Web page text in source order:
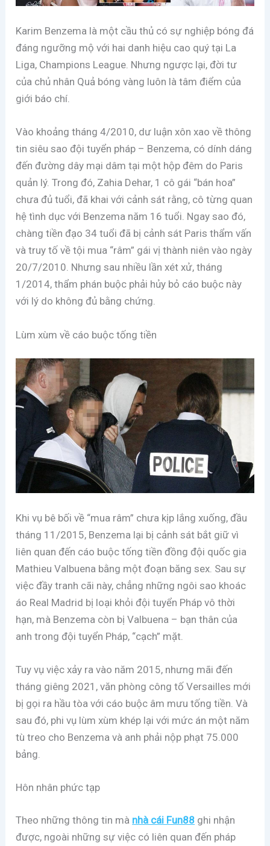
Karim Benzema là một cầu thủ có sự nghiệp bóng đá
đáng ngưỡng mộ với hai danh hiệu cao quý tại La
Liga, Champions League. Nhưng ngược lại, đời tư
của chủ nhân Quả bóng vàng luôn là tâm điểm của
giới báo chí.
Vào khoảng tháng 4/2010, dư luận xôn xao về thông
tin siêu sao đội tuyển pháp – Benzema, có dính dáng
đến đường dây mại dâm tại một hộp đêm do Paris
quản lý. Trong đó, Zahia Dehar, 1 cô gái “bán hoa”
chưa đủ tuổi, đã khai với cảnh sát rằng, cô từng quan
hệ tình dục với Benzema năm 16 tuổi. Ngay sao đó,
chàng tiền đạo 34 tuổi đã bị cảnh sát Paris thẩm vấn
và truy tố về tội mua “râm” gái vị thành niên vào ngày
20/7/2010. Nhưng sau nhiều lần xét xử, tháng
1/2014, thẩm phán buộc phải hủy bỏ cáo buộc này
với lý do không đủ bằng chứng.
Lùm xùm về cáo buộc tống tiền
Khi vụ bê bối về “mua râm” chưa kịp lắng xuống, đầu
tháng 11/2015, Benzema lại bị cảnh sát bắt giữ vì
liên quan đến cáo buộc tống tiền đồng đội quốc gia
Mathieu Valbuena bằng một đoạn băng sex. Sau sự
việc đầy tranh cãi này, chẳng những ngôi sao khoác
áo Real Madrid bị loại khỏi đội tuyển Pháp vô thời
hạn, mà Benzema còn bị Valbuena – bạn thân của
anh trong đội tuyển Pháp, “cạch” mặt.
Tuy vụ việc xảy ra vào năm 2015, nhưng mãi đến
tháng giêng 2021, văn phòng công tố Versailles mới
bị gọi ra hầu tòa với cáo buộc âm mưu tống tiền. Và
sau đó, phi vụ lùm xùm khép lại với mức án một năm
tù treo cho Benzema và anh phải nộp phạt 75.000
bảng.
Hôn nhân phức tạp
Theo những thông tin mà nhà cái Fun88 ghi nhận
được, ngoài những sự việc có liên quan đến pháp